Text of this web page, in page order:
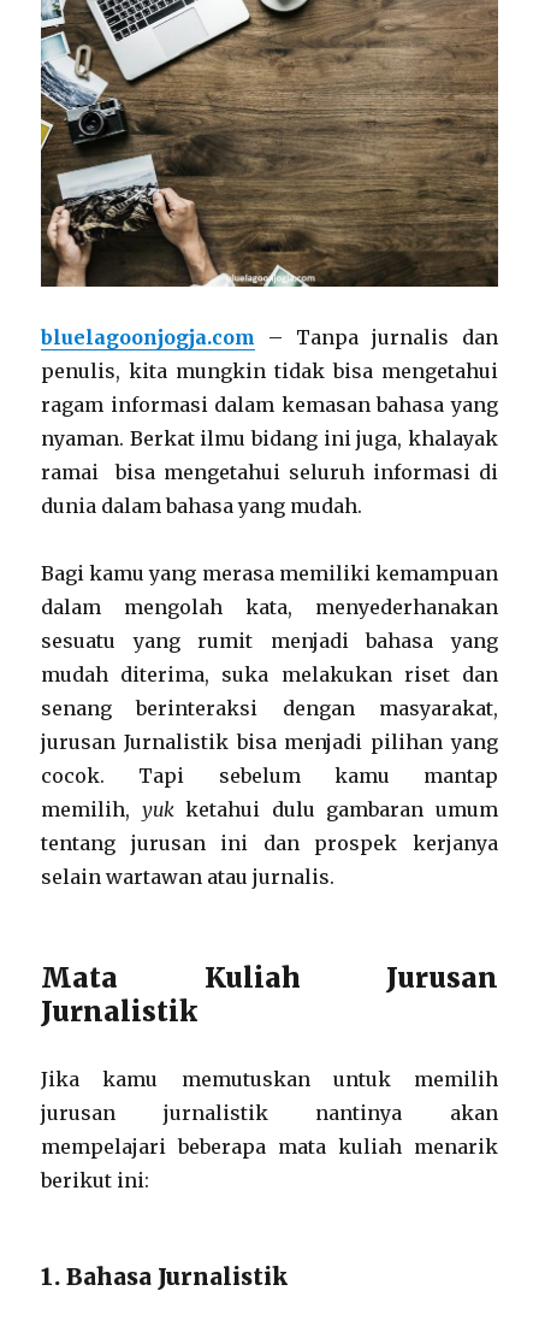
bluelagoonjogja.com
– Tanpa jurnalis dan
penulis, kita mungkin tidak bisa mengetahui
ragam informasi dalam kemasan bahasa yang
nyaman. Berkat ilmu bidang ini juga, khalayak
ramai bisa mengetahui seluruh informasi di
dunia dalam bahasa yang mudah.
Bagi kamu yang merasa memiliki kemampuan
dalam mengolah kata, menyederhanakan
sesuatu yang rumit menjadi bahasa yang
mudah diterima, suka melakukan riset dan
senang berinteraksi dengan masyarakat,
jurusan Jurnalistik bisa menjadi pilihan yang
cocok. Tapi sebelum kamu mantap
memilih, yukketahui dulu gambaran umum
tentang jurusan ini dan prospek kerjanya
selain wartawan atau jurnalis.
Mata Kuliah Jurusan
Jurnalistik
Jika kamu memutuskan untuk memilih
jurusan jurnalistik nantinya akan
mempelajari beberapa mata kuliah menarik
berikut ini:
1. Bahasa Jurnalistik